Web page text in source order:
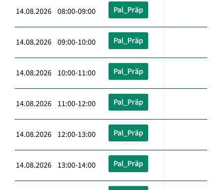
14.08.2026 08:00-09:00 Pal_Präp
14.08.2026 09:00-10:00 Pal_Präp
14.08.2026 10:00-11:00 Pal_Präp
14.08.2026 11:00-12:00 Pal_Präp
14.08.2026 12:00-13:00 Pal_Präp
14.08.2026 13:00-14:00 Pal_Präp